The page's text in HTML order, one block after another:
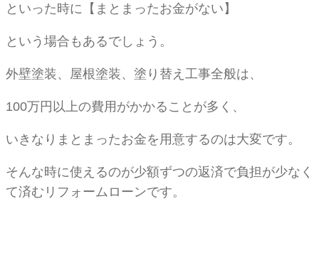
といった時に【まとまったお金がない】
という場合もあるでしょう。
外壁塗装、屋根塗装、塗り替え工事全般は、
100万円以上の費用がかかることが多く、
いきなりまとまったお金を用意するのは大変です。
そんな時に使えるのが少額ずつの返済で負担が少なく
て済むリフォームローンです。